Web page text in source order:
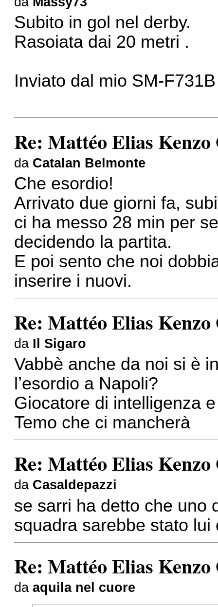
Subito in gol nel derby.
Rasoiata dai 20 metri .
Inviato dal mio SM-
Re: Mattéo Elias
da Catalan Belmonte
Che esordio!
Arrivato due giorni fa,
ci ha messo 28 min per
decidendo la partita.
E poi sento che noi
inserire i nuovi.
Re: Mattéo Elias
da Il Sigaro
Vabbè anche da noi si è
l’esordio a Napoli?
Giocatore di intelligenza
Temo che ci mancherà
Re: Mattéo Elias
da Casaldepazzi
se sarri ha detto che uno
squadra sarebbe stato lui
Re: Mattéo Elias
daaquila nel cuore